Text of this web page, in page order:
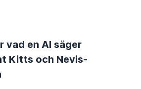
vad en AI säger
Kitts och Nevis-